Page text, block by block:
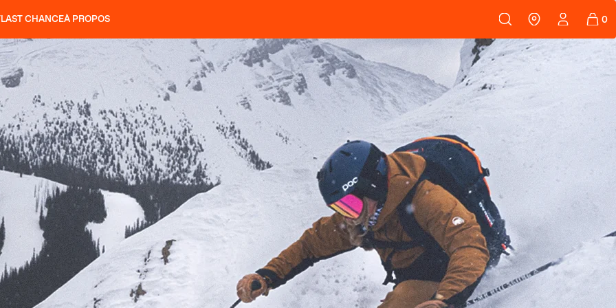
104 LITE
SLAP 112
SLAP 92 SLAP 92
UBAC 102 UBAC 108
COUTEAUX
PEAUX
LAST CHANCEÀ PROPOS
RECHERCHER